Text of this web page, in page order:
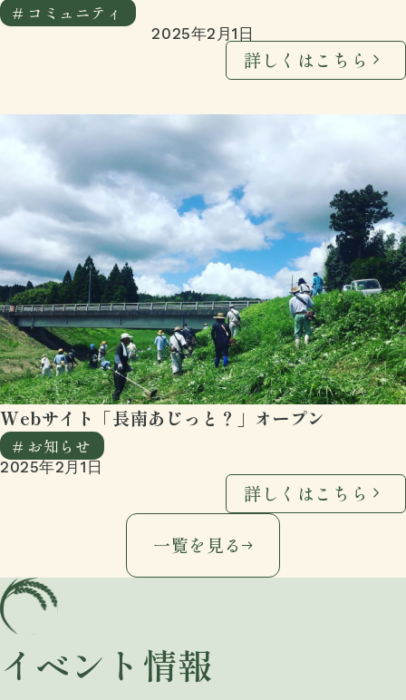
# コミュニティ
2025年2月1日
詳しくはこちら
Webサイト「長南あじっと？」オープン
# お知らせ
2025年2月1日
詳しくはこちら
一覧を見る
イベント情報